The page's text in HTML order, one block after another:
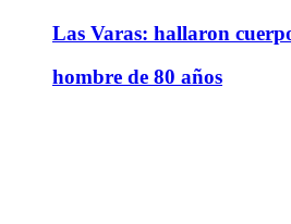
Las Varas: hallaron
hombre de 80 años